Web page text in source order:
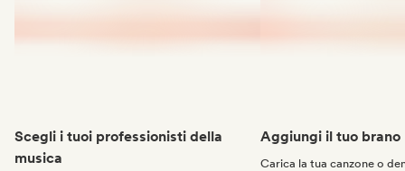
Scegli i tuoi professionisti della
musica
Aggiungi il tuo brano
Carica la tua canzone o